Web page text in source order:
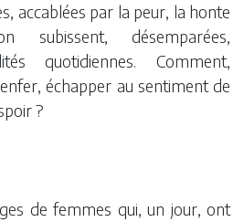
accablées par la peur, la honte
subissent, désemparées,
quotidiennes. Comment,
échapper au sentiment de
?
de femmes qui, un jour, ont